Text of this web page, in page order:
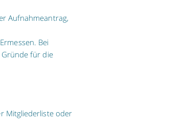
Aufnahmeantrag,
Bei
für die
Mitgliederliste oder